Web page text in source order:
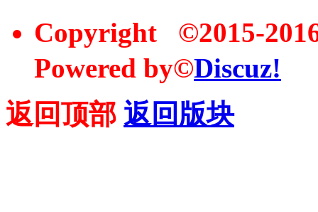
Copyright ©2015-
Powered by©Discuz!
返回顶部 返回版块